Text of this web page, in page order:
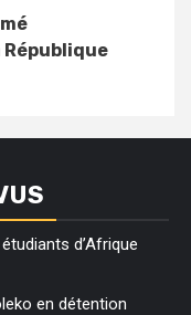
d’Afrique
en détention